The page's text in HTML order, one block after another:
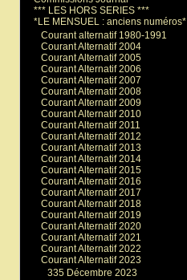
*** LES HORS SERIES ***
*LE MENSUEL : anciens numéros*
Courant alternatif 1980-1991
Courant Alternatif 2004
Courant Alternatif 2005
Courant Alternatif 2006
Courant Alternatif 2007
Courant Alternatif 2008
Courant Alternatif 2009
Courant Alternatif 2010
Courant Alternatif 2011
Courant Alternatif 2012
Courant Alternatif 2013
Courant Alternatif 2014
Courant Alternatif 2015
Courant Alternatif 2016
Courant Alternatif 2017
Courant Alternatif 2018
Courant Alternatif 2019
Courant Alternatif 2020
Courant Alternatif 2021
Courant Alternatif 2022
Courant Alternatif 2023
335 Décembre 2023